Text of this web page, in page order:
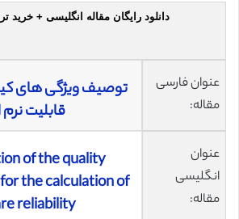
دانلود رایگان مقاله انگلیسی + خرید
عنوان فارسی
مقاله:
توصیف ویژگی های
قابلیت نرم
عنوان
انگلیسی
مقاله:
of the quality
the calculation of
reliability